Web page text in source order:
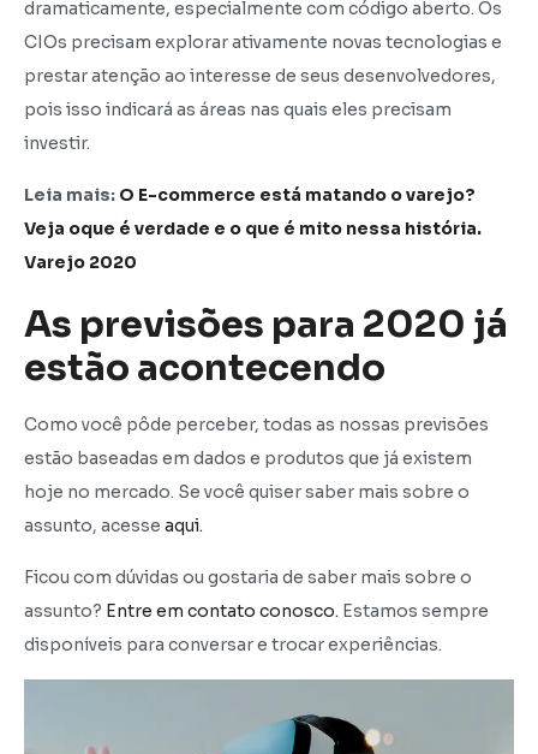
dramaticamente, especialmente com código aberto. Os
CIOs precisam explorar ativamente novas tecnologias e
prestar atenção ao interesse de seus desenvolvedores,
pois isso indicará as áreas nas quais eles precisam
investir.
Leia mais: O E-commerce está matando o varejo?
Veja oque é verdade e o que é mito nessa história.
Varejo 2020
As previsões para 2020 já
estão acontecendo
Como você pôde perceber, todas as nossas previsões
estão baseadas em dados e produtos que já existem
hoje no mercado. Se você quiser saber mais sobre o
assunto, acesse aqui.
Ficou com dúvidas ou gostaria de saber mais sobre o
assunto? Entre em contato conosco. Estamos sempre
disponíveis para conversar e trocar experiências.